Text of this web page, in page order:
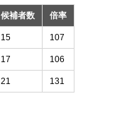
候補者数 倍率
15 107
17 106
21 131